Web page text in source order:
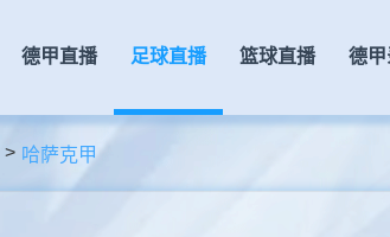
德甲直播 足球直播 篮球直播 德
哈萨克甲